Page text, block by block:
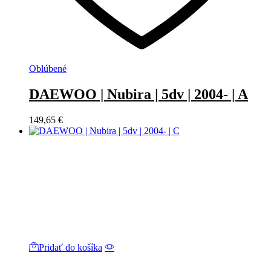
Oblúbené
DAEWOO | Nubira | 5dv | 2004- | A
149,65 €
Pridať do košíka